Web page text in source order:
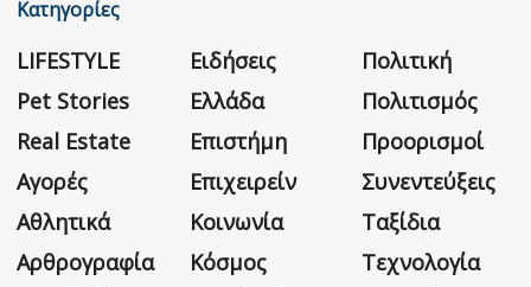
Κατηγορίες
LIFESTYLE
Pet Stories
Real Estate
Αγορές
Αθλητικά
Αρθρογραφία
Ειδήσεις
Ελλάδα
Επιστήμη
Επιχειρείν
Κοινωνία
Κόσμος
Πολιτική
Πολιτισμός
Προορισμοί
Συνεντεύξεις
Ταξίδια
Τεχνολογία